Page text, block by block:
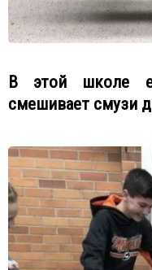
В этой школе
смешивает смузи